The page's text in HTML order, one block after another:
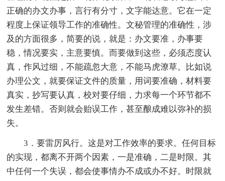
正确的办文办事，言行有分寸，文字能达意。它在一定
程度上保证领导工作的准确性。文秘管理的准确性，涉
及的方面很多，简要的说，就是：办文要准，办事要
稳，情况要实，主意要慎。而要做到这些，必须态度认
真，作风过细，不能疏忽大意，不能马虎潦草。比如说
办理公文，就要保证文件的质量，用词要准确，材料要
真实，抄写要认真，校对要仔细，力求每一个环节都不
发生差错。否则就会贻误工作，甚至酿成难以弥补的损
失。
3．要雷厉风行。这是对工作效率的要求。任何目标
的实现，都离不开两个因素，一是准确，二是时限。其
中任何一个失误，都会使事情办不成或办不好。时限就